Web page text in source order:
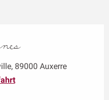
89000 Auxerre